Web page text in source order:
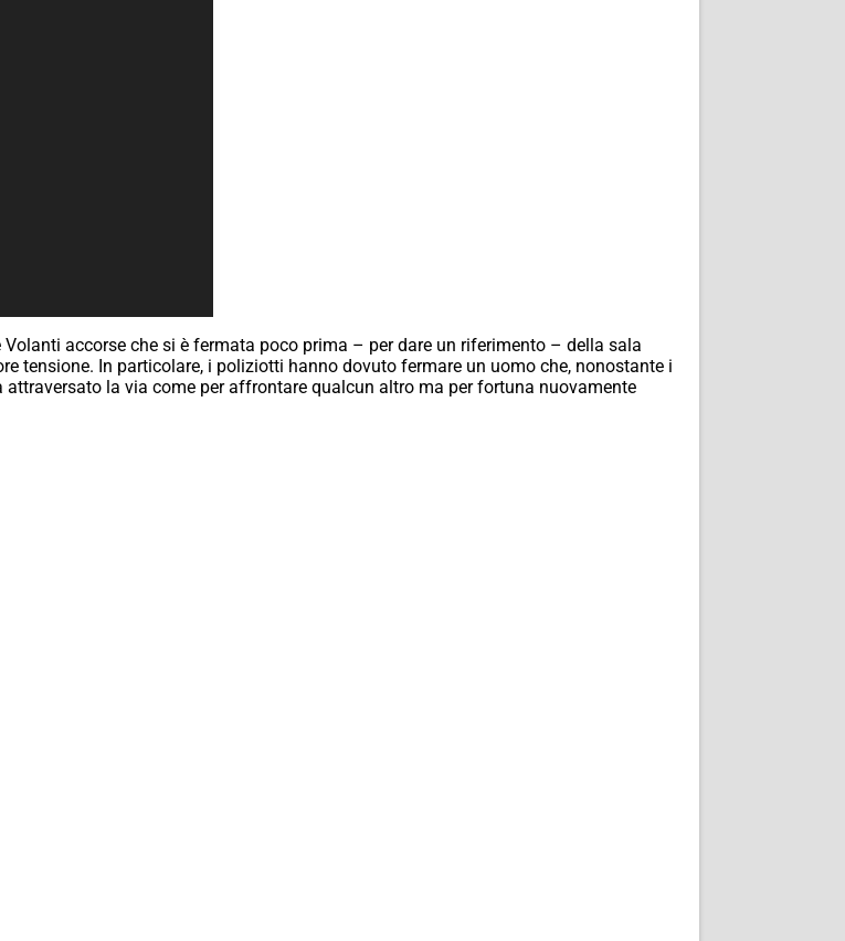
accorse che si è fermata poco prima – per dare un riferimento – della sala
tensione. In particolare, i poliziotti hanno dovuto fermare un uomo che, nonostante i
la via come per affrontare qualcun altro ma per fortuna nuovamente